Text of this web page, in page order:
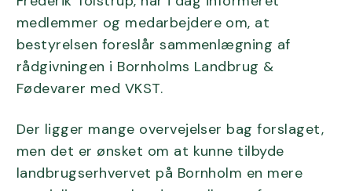
medlemmer og medarbejdere om, at
bestyrelsen foreslår sammenlægning af
rådgivningen i Bornholms Landbrug &
Fødevarer med VKST.
Der ligger mange overvejelser bag forslaget,
men det er ønsket om at kunne tilbyde
landbrugserhvervet på Bornholm en mere